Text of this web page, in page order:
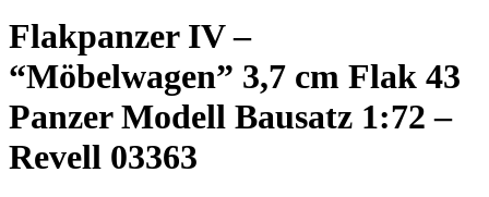
Flakpanzer IV –
“Möbelwagen” 3,7 cm Flak 43
Panzer Modell Bausatz 1:72 –
Revell 03363